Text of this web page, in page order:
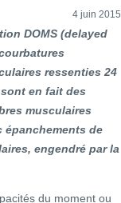
4 juin 2015
DOMS (delayed
ressenties 24
en fait des
musculaires
épanchements de
engendré par la
du moment ou